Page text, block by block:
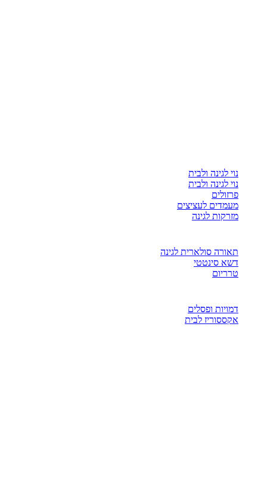
נוי לגינה ולבית
נוי לגינה ולבית
פרזולים
מעמדים לעציצים
מזרקות לגינה
תאורה סולארית לגינה
דשא סינטטי
טרריום
דמויות ופסלים
אקססוריז לבית